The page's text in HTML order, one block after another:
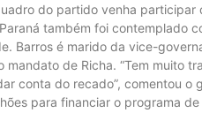
do partido venha participar
também foi contemplado
Barros é marido da vice-
de Richa. “Tem muito
conta do recado”, comentou o
para financiar o programa